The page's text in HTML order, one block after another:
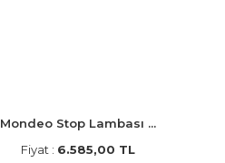
Mondeo Stop Lambası ...
Fiyat : 6.585,00 TL